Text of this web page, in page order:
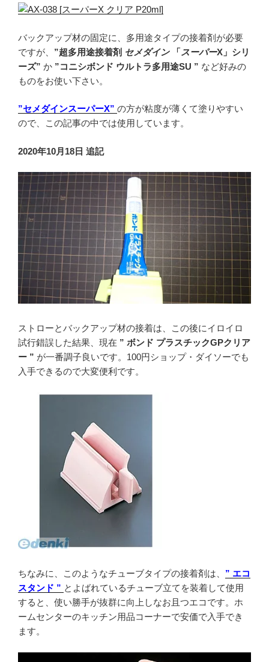
バックアップ材の固定に、多用途タイプの接着剤が必要
ですが、 ”超多用途接着剤 セメダイン「スーパーX」シリ
ーズ” か ”コニシボンド ウルトラ多用途SU ” など好みの
ものをお使い下さい。
”セメダインスーパーX” の方が粘度が薄くて塗りやすい
ので、この記事の中では使用しています。
2020年10月18日 追記
ストローとバックアップ材の接着は、この後にイロイロ
試行錯誤した結果、現在 ” ボンド プラスチックGPクリア
ー ” が一番調子良いです。100円ショップ・ダイソーでも
入手できるので大変便利です。
ちなみに、このようなチューブタイプの接着剤は、 ” エコ
スタンド ” とよばれているチューブ立てを装着して使用
すると、使い勝手が抜群に向上しなお且つエコです。ホ
ームセンターのキッチン用品コーナーで安価で入手でき
ます。